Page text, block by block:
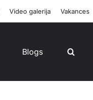
Video galerija Vakances
Blogs